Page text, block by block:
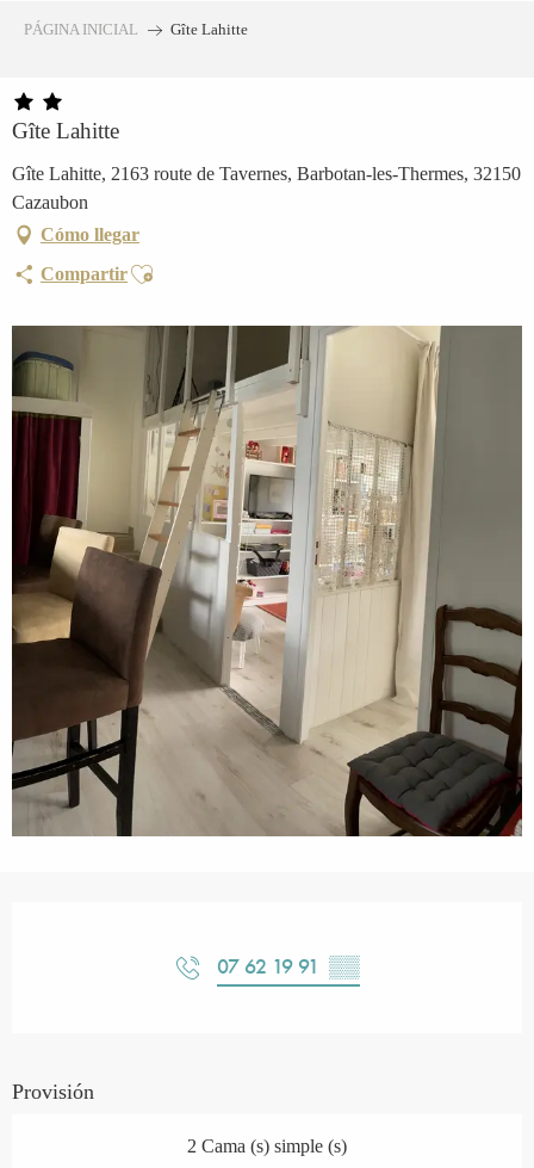
principal
PÁGINA INICIAL Gîte Lahitte
Gîte Lahitte
Gîte Lahitte, 2163 route de Tavernes, Barbotan-les-Thermes, 32150
Cazaubon
Cómo llegar
CompartirAjouter aux favoris
07 62 19 91 ▒▒
Provisión
2 Cama (s) simple (s)